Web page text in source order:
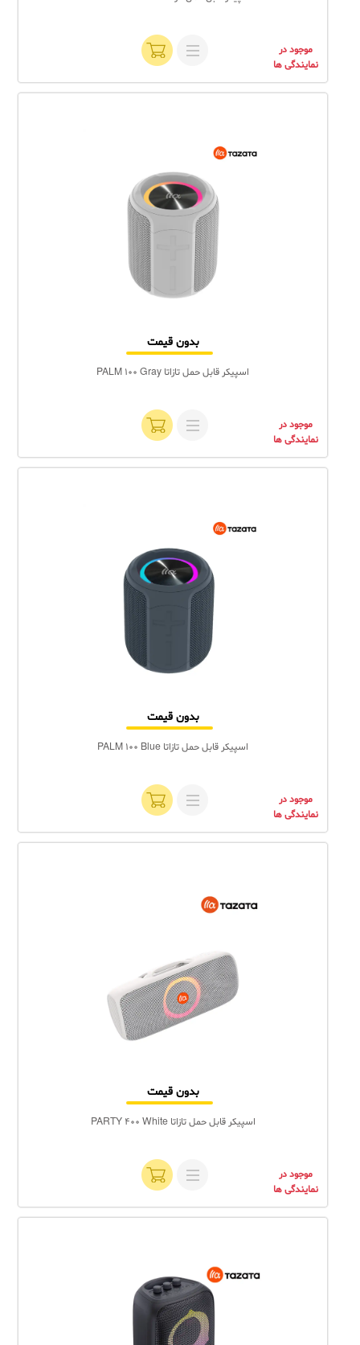
موجود در
نمایندگی ها
بدون قیمت
اسپیکر قابل حمل تازاتا PALM 100 Gray
موجود در
نمایندگی ها
بدون قیمت
اسپیکر قابل حمل تازاتا PALM 100 Blue
موجود در
نمایندگی ها
بدون قیمت
اسپیکر قابل حمل تازاتا PARTY 400 White
موجود در
نمایندگی ها